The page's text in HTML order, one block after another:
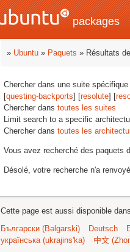
packages
» Ubuntu » Paquets » Résultats
Chercher dans une suite
[questing-backports] [resolute] [
Chercher dans toutes les suites
Limit search to a specific
Chercher dans toutes les
Vous avez recherché des paquets
Désolé, votre recherche n'a
Cette page est aussi disponible
Български (Bəlgarski)
Deutsch
українська (ukrajins'ka)
中文